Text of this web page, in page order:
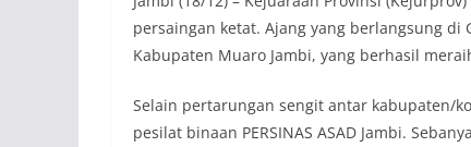
persaingan ketat. Ajang yang berlangsung di
Kabupaten Muaro Jambi, yang berhasil
Selain pertarungan sengit antar kabupaten/
pesilat binaan PERSINAS ASAD Jambi.